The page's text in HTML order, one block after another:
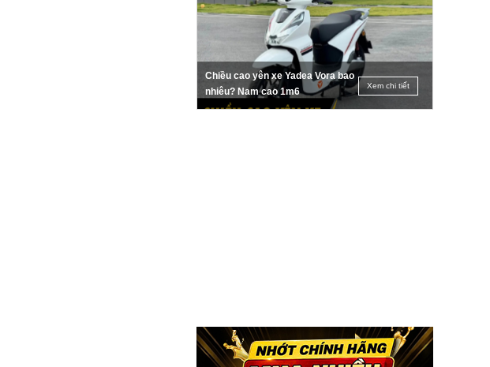
Chiều cao yên xe Yadea Vora bao
nhiêu? Nam cao 1m6
Xem chi tiết